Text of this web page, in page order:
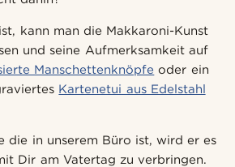
kann man die Makkaroni-Kunst
und seine Aufmerksamkeit auf
Manschettenknöpfe oder ein
Kartenetui aus Edelstahl
die in unserem Büro ist, wird er es
Dir am Vatertag zu verbringen.